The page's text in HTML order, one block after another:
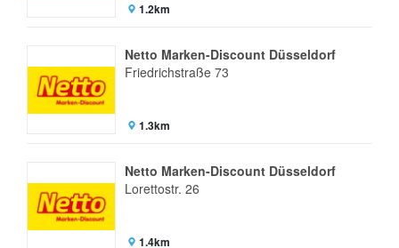
1.2km
Netto Marken-Discount Düsseldorf
Friedrichstraße 73
1.3km
Netto Marken-Discount Düsseldorf
Lorettostr. 26
1.4km